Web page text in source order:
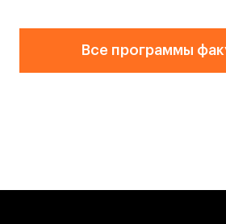
Публичная оферта
Условия возвратаВсе программы